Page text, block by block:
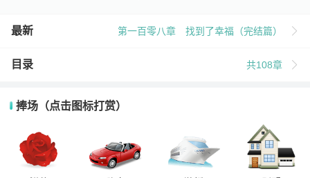
最新 第一百零八章 找到了幸福（完结篇）
目录 共108章
捧场（点击图标打赏）